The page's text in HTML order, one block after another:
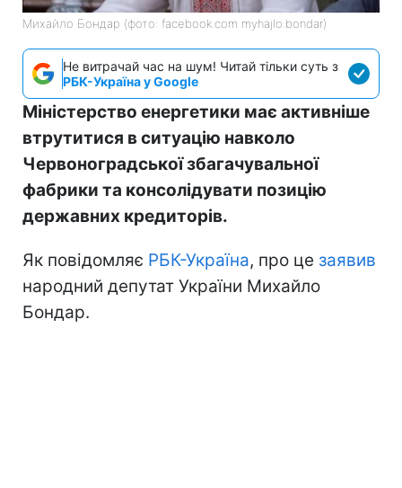
Михайло Бондар (фото: facebook.com myhajlo.bondar)
Не витрачай час на шум! Читай тільки суть з
РБК-Україна у Google
Міністерство енергетики має активніше
втрутитися в ситуацію навколо
Червоноградської збагачувальної
фабрики та консолідувати позицію
державних кредиторів.
Як повідомляє РБК-Україна, про це заявив
народний депутат України Михайло
Бондар.